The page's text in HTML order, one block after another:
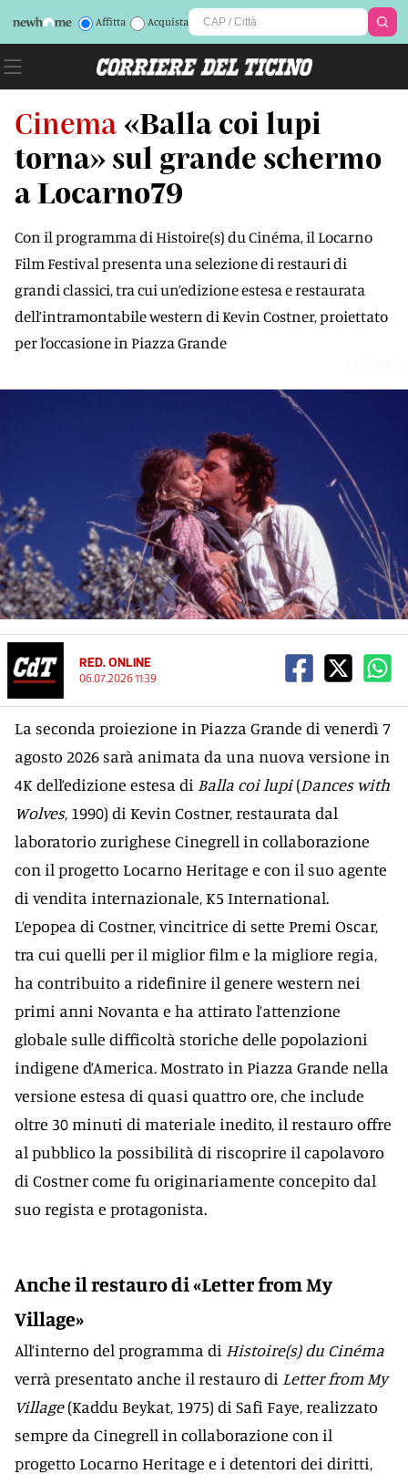
Affitta Acquista
Cinema «Balla coi lupi
torna» sul grande schermo
a Locarno79
Con il programma di Histoire(s) du Cinéma, il Locarno
Film Festival presenta una selezione di restauri di
grandi classici, tra cui un’edizione estesa e restaurata
dell’intramontabile western di Kevin Costner, proiettato
per l’occasione in Piazza Grande
RED. ONLINE
06.07.2026 11:39
La seconda proiezione in Piazza Grande di venerdì 7
agosto 2026 sarà animata da una nuova versione in
4K dell’edizione estesa di Balla coi lupi(Dances with
Wolves, 1990) di Kevin Costner, restaurata dal
laboratorio zurighese Cinegrell in collaborazione
con il progetto Locarno Heritage e con il suo agente
di vendita internazionale, K5 International.
L’epopea di Costner, vincitrice di sette Premi Oscar,
tra cui quelli per il miglior film e la migliore regia,
ha contribuito a ridefinire il genere western nei
primi anni Novanta e ha attirato l’attenzione
globale sulle difficoltà storiche delle popolazioni
indigene d’America. Mostrato in Piazza Grande nella
versione estesa di quasi quattro ore, che include
oltre 30 minuti di materiale inedito, il restauro offre
al pubblico la possibilità di riscoprire il capolavoro
di Costner come fu originariamente concepito dal
suo regista e protagonista.
Anche il restauro di «Letter from My
Village»
All’interno del programma di Histoire(s) du Cinéma
verrà presentato anche il restauro di Letter from My
Village(Kaddu Beykat, 1975) di Safi Faye, realizzato
sempre da Cinegrell in collaborazione con il
progetto Locarno Heritage e i detentori dei diritti,